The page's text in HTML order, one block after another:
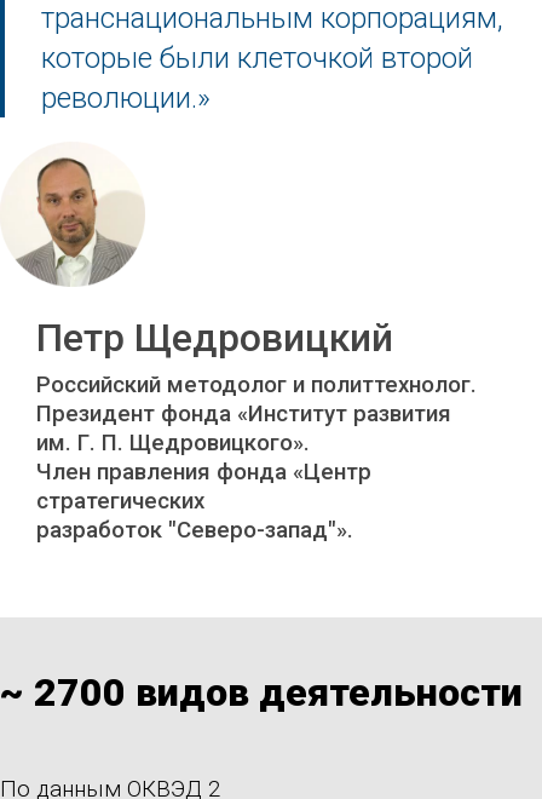
транснациональным корпорациям,
которые были клеточкой второй
революции.»
Петр Щедровицкий
Российский методолог и политтехнолог.
Президент фонда «Институт развития
им. Г. П. Щедровицкого».
Член правления фонда «Центр
стратегических
разработок "Северо-запад"».
~ 2700 видов деятельности
По данным ОКВЭД 2